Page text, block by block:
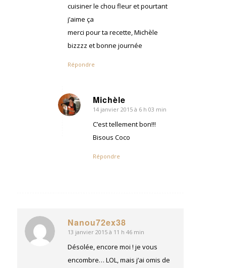
cuisiner le chou fleur et pourtant
j’aime ça
merci pour ta recette, Michèle
bizzzz et bonne journée
Répondre
Michèle
dit
14 janvier 2015 à 6 h 03 min
C’est tellement bon!!!
Bisous Coco
Répondre
Nanou72ex38
dit
13 janvier 2015 à 11 h 46 min
Désolée, encore moi ! je vous
encombre… LOL, mais j’ai omis de